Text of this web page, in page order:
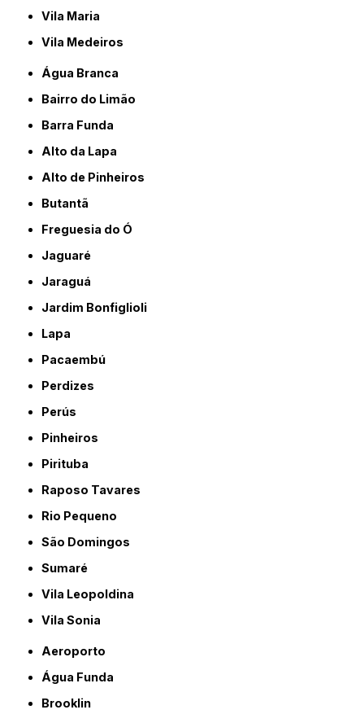
Vila Maria
Vila Medeiros
Água Branca
Bairro do Limão
Barra Funda
Alto da Lapa
Alto de Pinheiros
Butantã
Freguesia do Ó
Jaguaré
Jaraguá
Jardim Bonfiglioli
Lapa
Pacaembú
Perdizes
Perús
Pinheiros
Pirituba
Raposo Tavares
Rio Pequeno
São Domingos
Sumaré
Vila Leopoldina
Vila Sonia
Aeroporto
Água Funda
Brooklin